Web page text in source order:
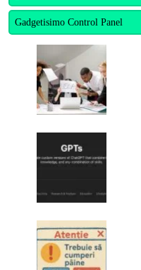
Gadgetisimo Control Panel